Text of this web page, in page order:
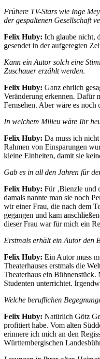
Frühere TV-Stars wie Inge
der gespaltenen Gesellschaft
Felix Huby: Ich glaube nicht,
gesendet in der aufgeregten
Kann ein Autor solch eine
Zuschauer erzählt werden.
Felix Huby: Ganz ehrlich
Veränderung erkennen. Dafür
Fernsehen. Aber wäre es
In welchem Milieu wäre Ihr
Felix Huby: Da muss ich
Rahmen von Einsparungen
kleine Einheiten, damit sie
Gab es in all den Jahren für
Felix Huby: Für ‚Bienzle und
damals nannte man sie noch
wir einer Frau, die nach dem
gegangen und kam
dieser Frau war für mich ein
Erstmals erhält ein Autor den
Felix Huby: Ein Autor muss
Theaterhauses erstmals die
Theaterhaus ein
Studenten unterrichtet.
Welche beruflichen
Felix Huby: Natürlich Götz
profitiert habe. Vom alten
erinnere ich mich an den
Württembergischen